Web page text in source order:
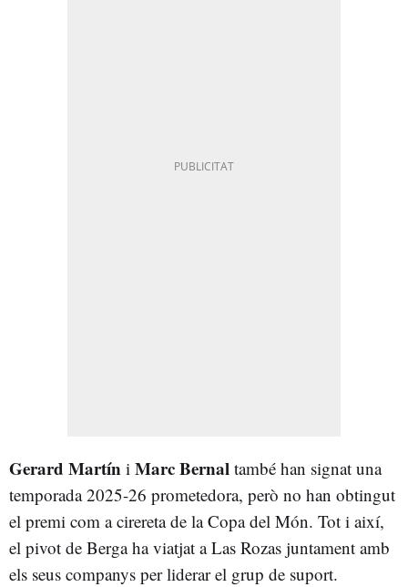
Gerard Martín i Marc Bernal també han signat una
temporada 2025-26 prometedora, però no han obtingut
el premi com a cirereta de la Copa del Món. Tot i així,
el pivot de Berga ha viatjat a Las Rozas juntament amb
els seus companys per liderar el grup de suport.